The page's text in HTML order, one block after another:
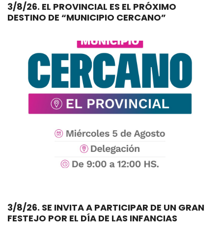
3/8/26. EL PROVINCIAL ES EL PRÓXIMO
DESTINO DE “MUNICIPIO CERCANO”
3/8/26. SE INVITA A PARTICIPAR DE UN GRAN
FESTEJO POR EL DÍA DE LAS INFANCIAS